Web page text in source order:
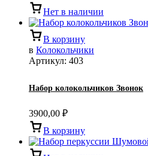
Нет в наличии
В корзину
в Колокольчики
Артикул: 403
Набор колокольчиков Звонок
3900,00 ₽
В корзину